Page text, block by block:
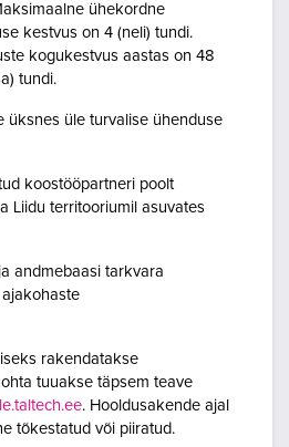
ühekordne
kestvus on 4 (neli) tundi.
kogukestvus aastas on 48
tundi.
üksnes üle turvalise ühenduse
koostööpartneri poolt
Liidu territooriumil asuvates
andmebaasi tarkvara
rakendatakse
tuuakse täpsem teave
. Hooldusakende ajal
tõkestatud või piiratud.